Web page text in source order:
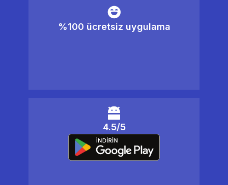
%100 ücretsiz uygulama
4.5/5